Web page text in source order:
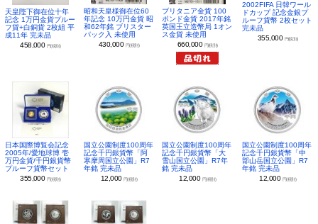
天皇陛下御在位十年
記念 1万円金貨プルー
フ貨+白銅貨 2枚組 平
成11年 完未品
458,000 円(税別)
昭和天皇様御在位60
年記念 10万円金貨 昭
和62年銘 ブリスター
パック入 未使用
430,000 円(税別)
ブリタニア金貨 100
ポンド金貨 2017年銘
英国王立造幣局 1オン
ス金貨 未使用
660,000 円(税別)
2002FIFA 日韓ワール
ドカップ 記念金銀プ
ルーフ貨幣 2枚セット
完未品
355,000 円(税別)
日本国際博覧会記念
2005年/愛地球博 壱
万円金貨/千円銀貨幣
プルーフ貨幣セット
355,000 円(税別)
国立公園制度100周年
記念千円銀貨幣「阿
寒摩周国立公園」R7
年銘 完未品
12,000 円(税別)
国立公園制度100周年
記念千円銀貨幣「大
雪山国立公園」R7年
銘 完未品
12,000 円(税別)
国立公園制度100周年
記念千円銀貨幣「中
部山岳国立公園」R7
年銘 完未品
12,000 円(税別)